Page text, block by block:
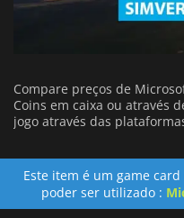
Compare preços de
Coins em caixa ou através
jogo através das
Este item é um game
poder ser utilizado :